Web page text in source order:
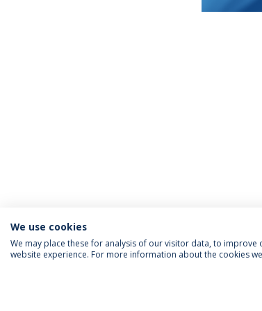
We use cookies
We may place these for analysis of our visitor data, to
website experience. For more information about the cookies